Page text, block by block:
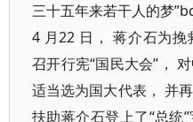
三十五年来若干人的梦
4 月22 日， 蒋介石为挽
召开行宪“国民大会”，
适当选为国大代表， 并
扶助蒋介石登上了“总统